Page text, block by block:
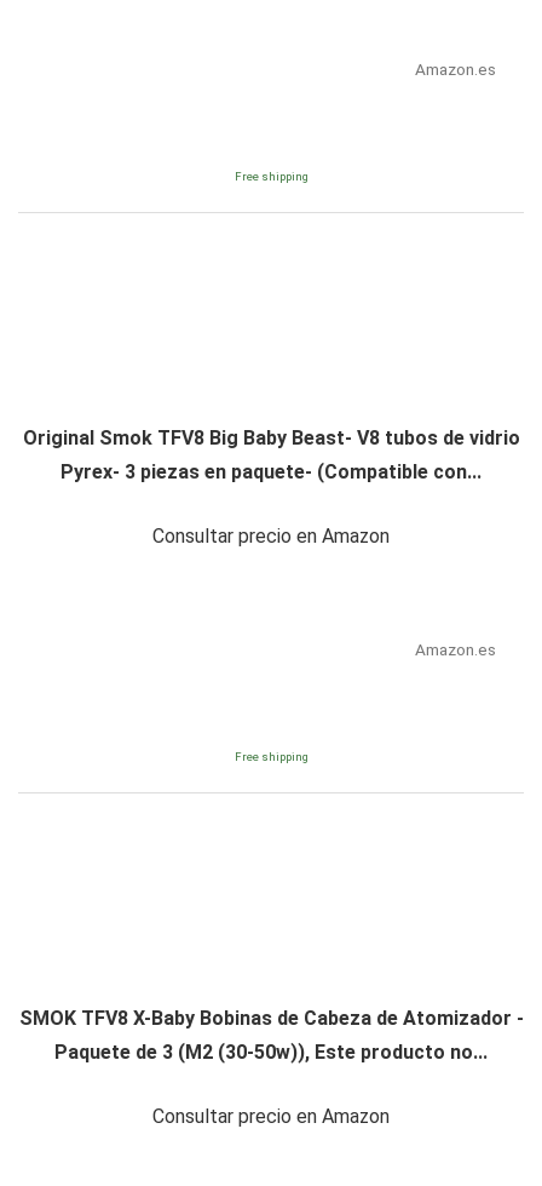
Amazon.es
Free shipping
Original Smok TFV8 Big Baby Beast- V8 tubos de vidrio
Pyrex- 3 piezas en paquete- (Compatible con...
Consultar precio en Amazon
Amazon.es
Free shipping
SMOK TFV8 X-Baby Bobinas de Cabeza de Atomizador -
Paquete de 3 (M2 (30-50w)), Este producto no...
Consultar precio en Amazon